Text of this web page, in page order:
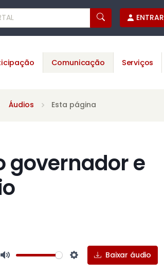
ENTRAR
Comunicação Serviços
Áudios Esta página
governador e
Settings
Baixar áudio